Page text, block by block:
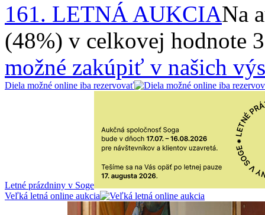
161. LETNÁ AUKCIANa
(48%) v celkovej hodnote
možné zakúpiť v našich
Diela možné online iba rezervovať
Letné prázdniny v Soge
Veľká letná online aukcia